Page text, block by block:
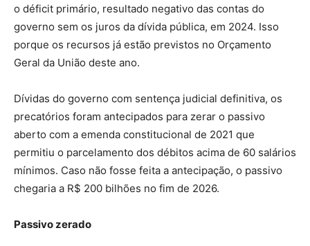
o déficit primário, resultado negativo das contas do
governo sem os juros da dívida pública, em 2024. Isso
porque os recursos já estão previstos no Orçamento
Geral da União deste ano.
Dívidas do governo com sentença judicial definitiva, os
precatórios foram antecipados para zerar o passivo
aberto com a emenda constitucional de 2021 que
permitiu o parcelamento dos débitos acima de 60 salários
mínimos. Caso não fosse feita a antecipação, o passivo
chegaria a R$ 200 bilhões no fim de 2026.
Passivo zerado